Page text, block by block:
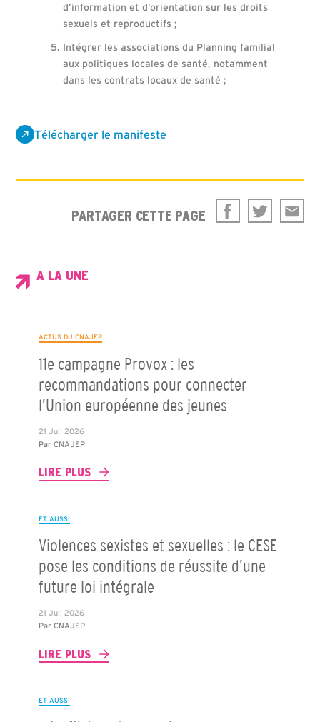
d’information et d’orientation sur les droits
sexuels et reproductifs ;
Intégrer les associations du Planning familial
aux politiques locales de santé, notamment
dans les contrats locaux de santé ;
Télécharger le manifeste
PARTAGER CETTE PAGE
A LA UNE
ACTUS DU CNAJEP
11e campagne Provox : les
recommandations pour connecter
l’Union européenne des jeunes
21 Juil 2026
Par CNAJEP
LIRE PLUS
ET AUSSI
Violences sexistes et sexuelles : le CESE
pose les conditions de réussite d’une
future loi intégrale
21 Juil 2026
Par CNAJEP
LIRE PLUS
ET AUSSI